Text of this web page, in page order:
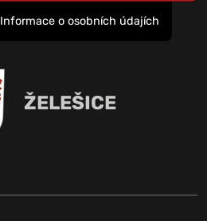
Informace o osobních údajích
ŽELEŠICE